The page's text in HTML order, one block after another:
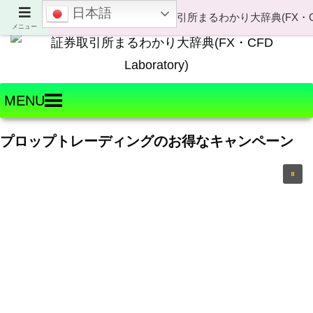
Welcome to FX・CFD Laboratory!
MENU
プロップトレーディングのお得なキャンペーン
メニュー
日本語